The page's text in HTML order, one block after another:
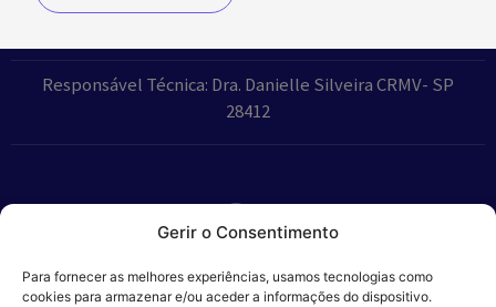
Gerir o Consentimento
Para fornecer as melhores experiências, usamos tecnologias como
cookies para armazenar e/ou aceder a informações do dispositivo.
Responsável Técnica: Dra. Danielle Silveira CRMV- SP
28412
Parceiros: